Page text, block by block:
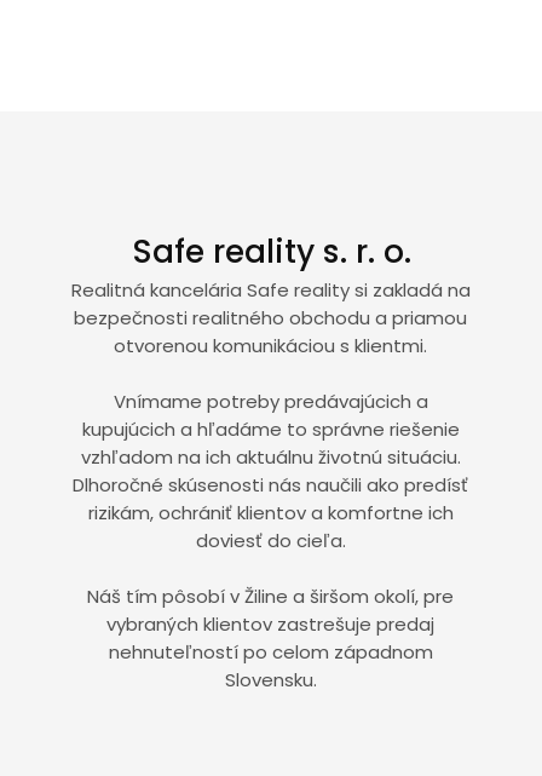
Safe reality s. r. o.
Realitná kancelária Safe reality si zakladá na
bezpečnosti realitného obchodu a priamou
otvorenou komunikáciou s klientmi.
Vnímame potreby predávajúcich a
kupujúcich a hľadáme to správne riešenie
vzhľadom na ich aktuálnu životnú situáciu.
Dlhoročné skúsenosti nás naučili ako predísť
rizikám, ochrániť klientov a komfortne ich
doviesť do cieľa.
Náš tím pôsobí v Žiline a širšom okolí, pre
vybraných klientov zastrešuje predaj
nehnuteľností po celom západnom
Slovensku.